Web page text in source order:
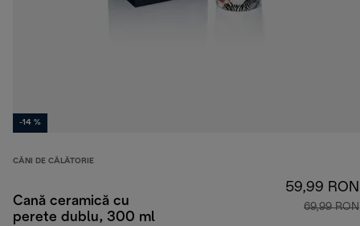
-14 %
CĂNI DE CĂLĂTORIE
Cană ceramică cu
perete dublu, 300 ml
59,99 RON
69,99 RON